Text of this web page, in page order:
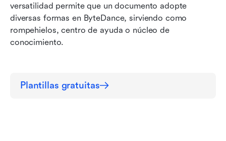
versatilidad permite que un documento adopte
diversas formas en ByteDance, sirviendo como
rompehielos, centro de ayuda o núcleo de
conocimiento.
Plantillas gratuitas